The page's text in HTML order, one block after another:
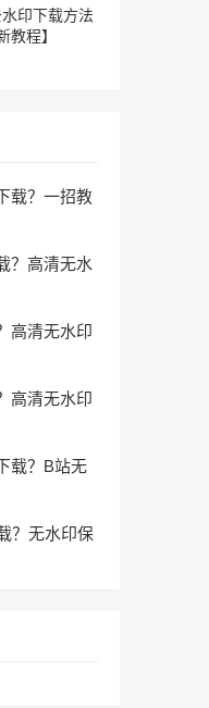
印下载方法
教程】
载？一招教
？高清无水
高清无水印
高清无水印
载？B站无
？无水印保